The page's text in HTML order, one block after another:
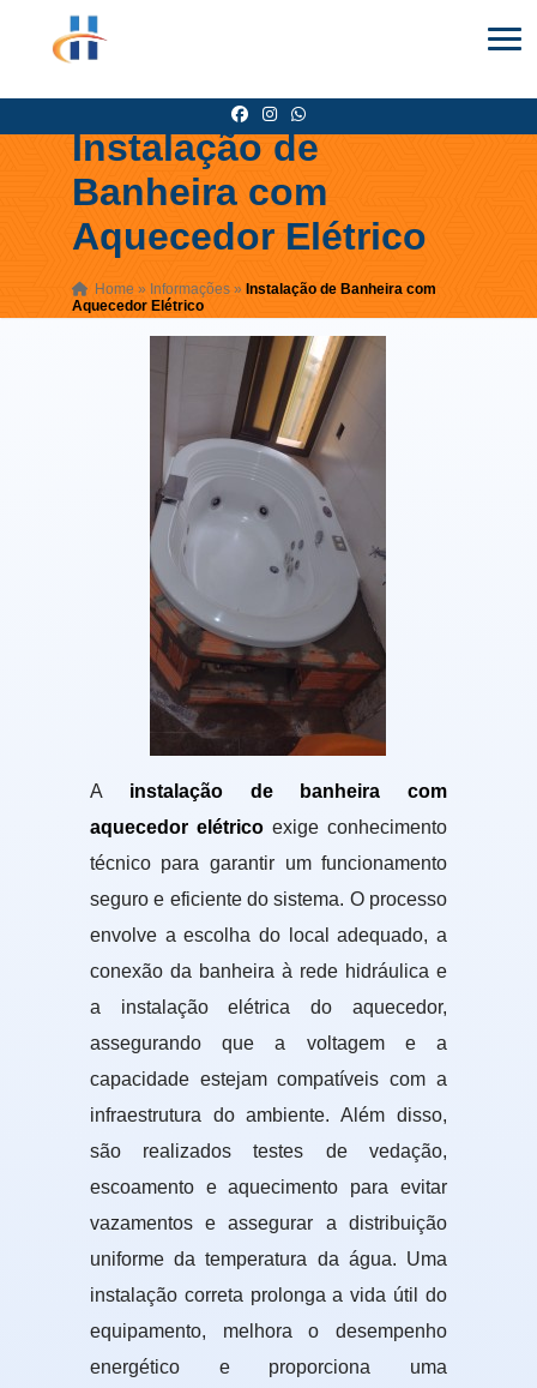
Instalação de
Banheira com
Aquecedor Elétrico
Home » Informações » Instalação de Banheira com
Aquecedor Elétrico
A instalação de banheira com
aquecedor elétricoexige conhecimento
técnico para garantir um funcionamento
seguro e eficiente do sistema. O processo
envolve a escolha do local adequado, a
conexão da banheira à rede hidráulica e
a instalação elétrica do aquecedor,
assegurando que a voltagem e a
capacidade estejam compatíveis com a
infraestrutura do ambiente. Além disso,
são realizados testes de vedação,
escoamento e aquecimento para evitar
vazamentos e assegurar a distribuição
uniforme da temperatura da água. Uma
instalação correta prolonga a vida útil do
equipamento, melhora o desempenho
energético e proporciona uma